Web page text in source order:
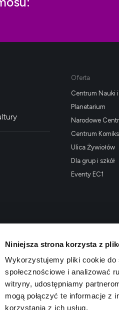
Niniejsza strona korzysta z
Wykorzystujemy pliki cookie
społecznościowe i analizować
witryny, udostępniamy
mogą połączyć te informacje z
korzystania z ich usług.
Oferta
Centrum Nauki
Planetarium
Narodowe
Centrum
Ulica Żywiołów
Dla grup i szkół
Eventy EC1